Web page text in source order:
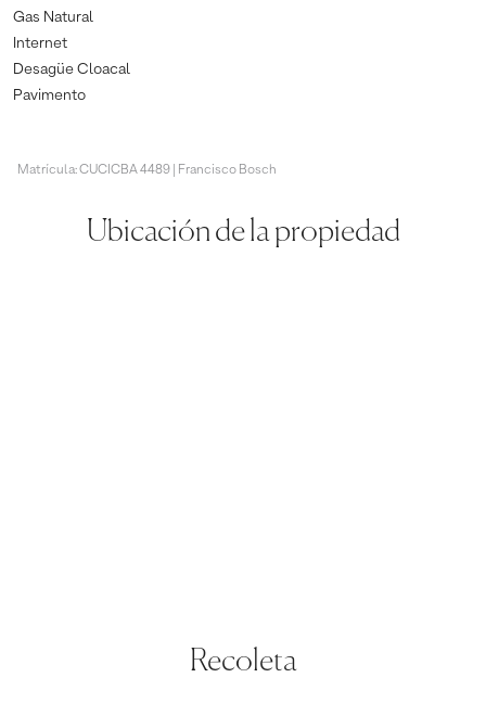
Gas Natural
Internet
Desagüe Cloacal
Pavimento
Matrícula: CUCICBA 4489 | Francisco Bosch
Ubicación de la propiedad
Recoleta